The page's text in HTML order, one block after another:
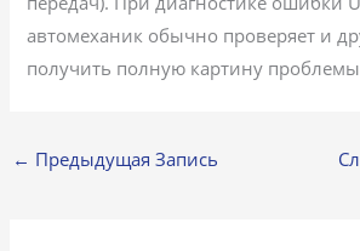
автомеханик обычно проверяет и
получить полную картину
← Предыдущая Запись